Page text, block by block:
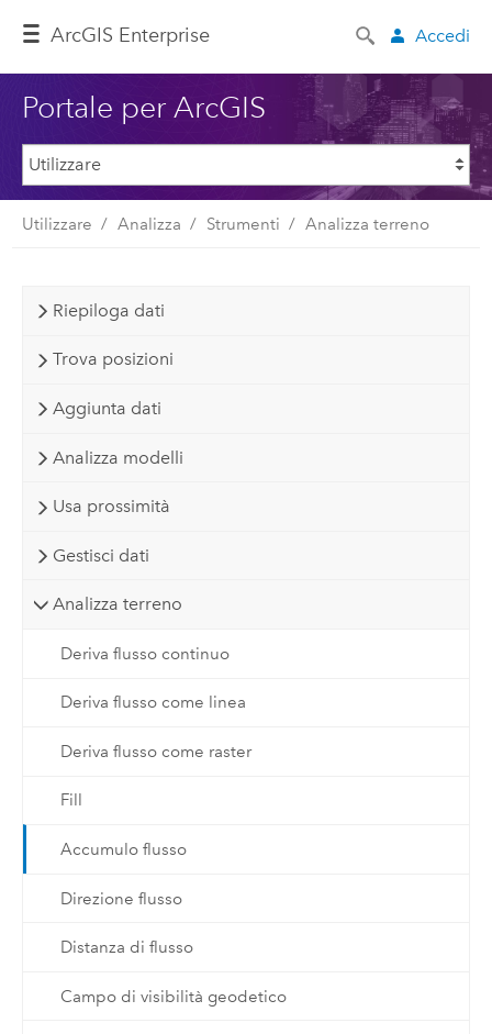
ArcGIS Enterprise Accedi
Portale per ArcGIS
Utilizzare Analizza Strumenti Analizza terreno
Riepiloga dati
Trova posizioni
Aggiunta dati
Analizza modelli
Usa prossimità
Gestisci dati
Analizza terreno
Deriva flusso continuo
Deriva flusso come linea
Deriva flusso come raster
Fill
Accumulo flusso
Direzione flusso
Distanza di flusso
Campo di visibilità geodetico